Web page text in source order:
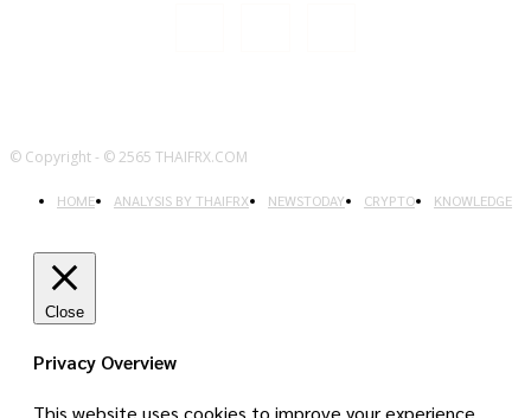
© Copyright - © 2565 THAIFRX.COM
HOME ANALYSIS BY THAIFRX NEWSTODAY CRYPTO KNOWLEDGE
Close
Privacy Overview
This website uses cookies to improve your experience